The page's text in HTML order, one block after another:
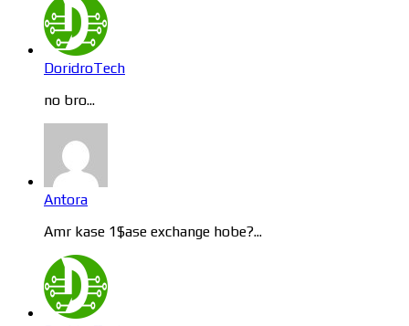
DoridroTech
no bro...
Antora
Amr kase 1$ase exchange hobe?...